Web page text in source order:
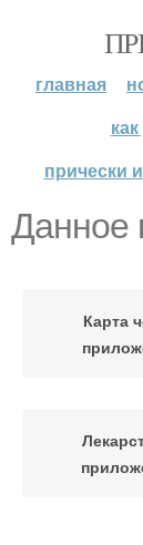
главная
прически
Данное
Карта